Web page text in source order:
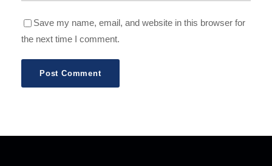
Save my name, email, and website in this browser for
the next time I comment.